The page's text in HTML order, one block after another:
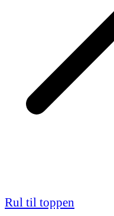
Rul til toppen